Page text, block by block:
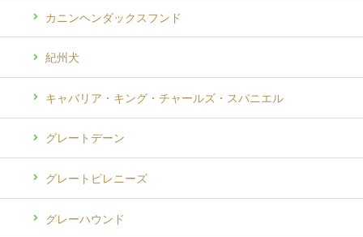
カニンヘンダックスフンド
紀州犬
キャバリア・キング・チャールズ・スパニエル
グレートデーン
グレートピレニーズ
グレーハウンド